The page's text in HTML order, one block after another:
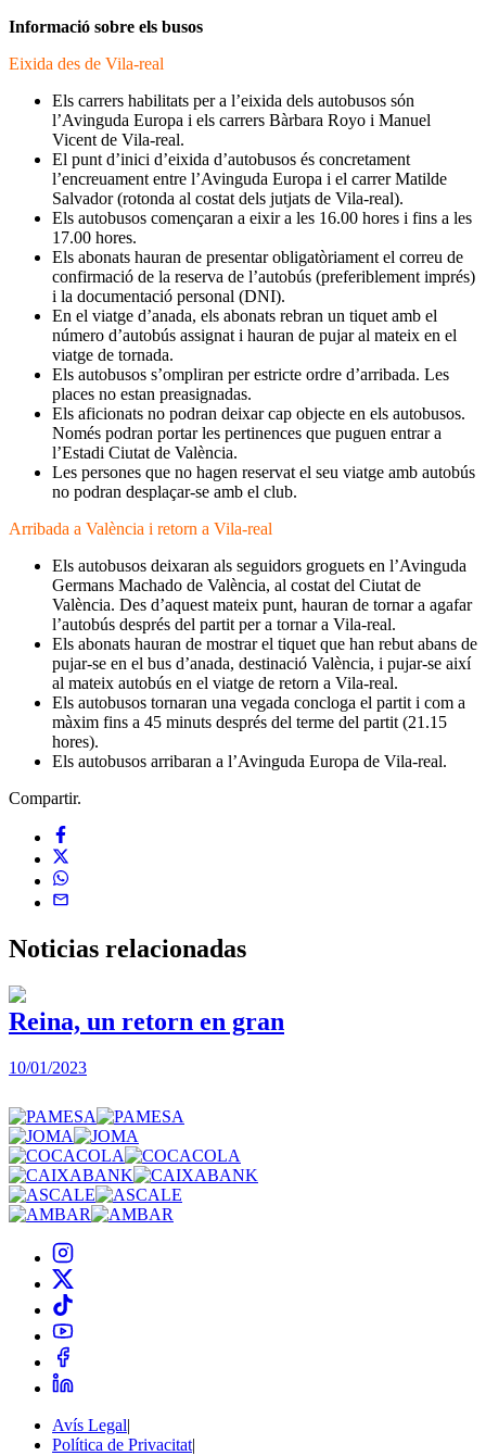
Informació sobre els busos
Eixida des de Vila-real
Els carrers habilitats per a l’eixida dels autobusos són
l’Avinguda Europa i els carrers Bàrbara Royo i Manuel
Vicent de Vila-real.
El punt d’inici d’eixida d’autobusos és concretament
l’encreuament entre l’Avinguda Europa i el carrer Matilde
Salvador (rotonda al costat dels jutjats de Vila-real).
Els autobusos començaran a eixir a les 16.00 hores i fins a les
17.00 hores.
Els abonats hauran de presentar obligatòriament el correu de
confirmació de la reserva de l’autobús (preferiblement imprés)
i la documentació personal (DNI).
En el viatge d’anada, els abonats rebran un tiquet amb el
número d’autobús assignat i hauran de pujar al mateix en el
viatge de tornada.
Els autobusos s’ompliran per estricte ordre d’arribada. Les
places no estan preasignadas.
Els aficionats no podran deixar cap objecte en els autobusos.
Només podran portar les pertinences que puguen entrar a
l’Estadi Ciutat de València.
Les persones que no hagen reservat el seu viatge amb autobús
no podran desplaçar-se amb el club.
Arribada a València i retorn a Vila-real
Els autobusos deixaran als seguidors groguets en l’Avinguda
Germans Machado de València, al costat del Ciutat de
València. Des d’aquest mateix punt, hauran de tornar a agafar
l’autobús després del partit per a tornar a Vila-real.
Els abonats hauran de mostrar el tiquet que han rebut abans de
pujar-se en el bus d’anada, destinació València, i pujar-se així
al mateix autobús en el viatge de retorn a Vila-real.
Els autobusos tornaran una vegada concloga el partit i com a
màxim fins a 45 minuts després del terme del partit (21.15
hores).
Els autobusos arribaran a l’Avinguda Europa de Vila-real.
Compartir.
Noticias relacionadas
Reina, un retorn en gran
10/01/2023
Avís Legal|
Política de Privacitat|